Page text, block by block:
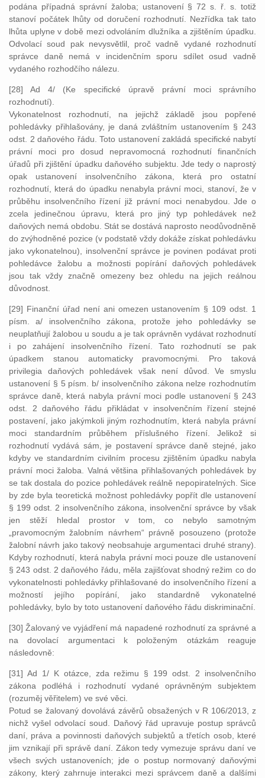
podána případná správní žaloba; ustanovení § 72 s. ř. s. totiž
stanoví počátek lhůty od doručení rozhodnutí. Nezřídka tak tato
lhůta uplyne v době mezi odvoláním dlužníka a zjištěním úpadku.
Odvolací soud pak nevysvětlil, proč vadně vydané rozhodnutí
správce daně nemá v incidenčním sporu sdílet osud vadně
vydaného rozhodčího nálezu.
[28] Ad 4/ (Ke specifické úpravě právní moci správního
rozhodnutí).
Vykonatelnost rozhodnutí, na jejichž základě jsou popřené
pohledávky přihlašovány, je daná zvláštním ustanovením § 243
odst. 2 daňového řádu. Toto ustanovení zakládá specifické nabytí
právní moci pro dosud nepravomocná rozhodnutí finančních
úřadů při zjištění úpadku daňového subjektu. Jde tedy o naprostý
opak ustanovení insolvenčního zákona, která pro ostatní
rozhodnutí, která do úpadku nenabyla právní moci, stanoví, že v
průběhu insolvenčního řízení již právní moci nenabydou. Jde o
zcela jedinečnou úpravu, která pro jiný typ pohledávek než
daňových nemá obdobu. Stát se dostává naprosto neodůvodněně
do zvýhodněné pozice (v podstatě vždy dokáže získat pohledávku
jako vykonatelnou), insolvenční správce je povinen podávat proti
pohledávce žalobu a možnosti popírání daňových pohledávek
jsou tak vždy značně omezeny bez ohledu na jejich reálnou
důvodnost.
[29] Finanční úřad není ani omezen ustanovením § 109 odst. 1
písm. a/ insolvenčního zákona, protože jeho pohledávky se
neuplatňují žalobou u soudu a je tak oprávněn vydávat rozhodnutí
i po zahájení insolvenčního řízení. Tato rozhodnutí se pak
úpadkem stanou automaticky pravomocnými. Pro taková
privilegia daňových pohledávek však není důvod. Ve smyslu
ustanovení § 5 písm. b/ insolvenčního zákona nelze rozhodnutím
správce daně, která nabyla právní moci podle ustanovení § 243
odst. 2 daňového řádu přikládat v insolvenčním řízení stejné
postavení, jako jakýmkoli jiným rozhodnutím, která nabyla právní
moci standardním průběhem příslušného řízení. Jelikož si
rozhodnutí vydává sám, je postavení správce daně stejné, jako
kdyby ve standardním civilním procesu zjištěním úpadku nabyla
právní moci žaloba. Valná většina přihlašovaných pohledávek by
se tak dostala do pozice pohledávek reálně nepopiratelných. Sice
by zde byla teoretická možnost pohledávky popřít dle ustanovení
§ 199 odst. 2 insolvenčního zákona, insolvenční správce by však
jen stěží hledal prostor v tom, co nebylo samotným
„pravomocným žalobním návrhem“ právně posouzeno (protože
žalobní návrh jako takový neobsahuje argumentaci druhé strany).
Kdyby rozhodnutí, která nabyla právní moci pouze dle ustanovení
§ 243 odst. 2 daňového řádu, měla zajišťovat shodný režim co do
vykonatelnosti pohledávky přihlašované do insolvenčního řízení a
možností jejího popírání, jako standardně vykonatelné
pohledávky, bylo by toto ustanovení daňového řádu diskriminační.
[30] Žalovaný ve vyjádření má napadené rozhodnutí za správné a
na dovolací argumentaci k položeným otázkám reaguje
následovně:
[31] Ad 1/ K otázce, zda režimu § 199 odst. 2 insolvenčního
zákona podléhá i rozhodnutí vydané oprávněným subjektem
(rozuměj věřitelem) ve své věci.
Potud se žalovaný dovolává závěrů obsažených v R 106/2013, z
nichž vyšel odvolací soud. Daňový řád upravuje postup správců
daní, práva a povinnosti daňových subjektů a třetích osob, které
jim vznikají při správě daní. Zákon tedy vymezuje správu daní ve
všech svých ustanoveních; jde o postup normovaný daňovými
zákony, který zahrnuje interakci mezi správcem daně a dalšími